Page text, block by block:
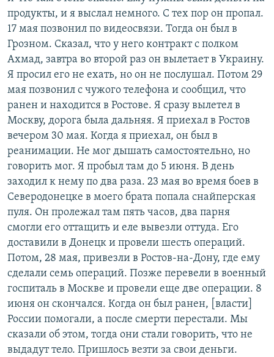
продукты, и я выслал немного. С тех пор он пропал.
17 мая позвонил по видеосвязи. Тогда он был в
Грозном. Сказал, что у него контракт с полком
Ахмад, завтра во второй раз он вылетает в Украину.
Я просил его не ехать, но он не послушал. Потом 29
мая позвонил с чужого телефона и сообщил, что
ранен и находится в Ростове. Я сразу вылетел в
Москву, дорога была дальняя. Я приехал в Ростов
вечером 30 мая. Когда я приехал, он был в
реанимации. Не мог дышать самостоятельно, но
говорить мог. Я пробыл там до 5 июня. В день
заходил к нему по два раза. 23 мая во время боев в
Северодонецке в моего брата попала снайперская
пуля. Он пролежал там пять часов, два парня
смогли его оттащить и еле вывезли оттуда. Его
доставили в Донецк и провели шесть операций.
Потом, 28 мая, привезли в Ростов-на-Дону, где ему
сделали семь операций. Позже перевели в военный
госпиталь в Москве и провели еще две операции. 8
июня он скончался. Когда он был ранен, [власти]
России помогали, а после смерти перестали. Мы
сказали об этом, тогда они стали говорить, что не
выдадут тело. Пришлось везти за свои деньги.